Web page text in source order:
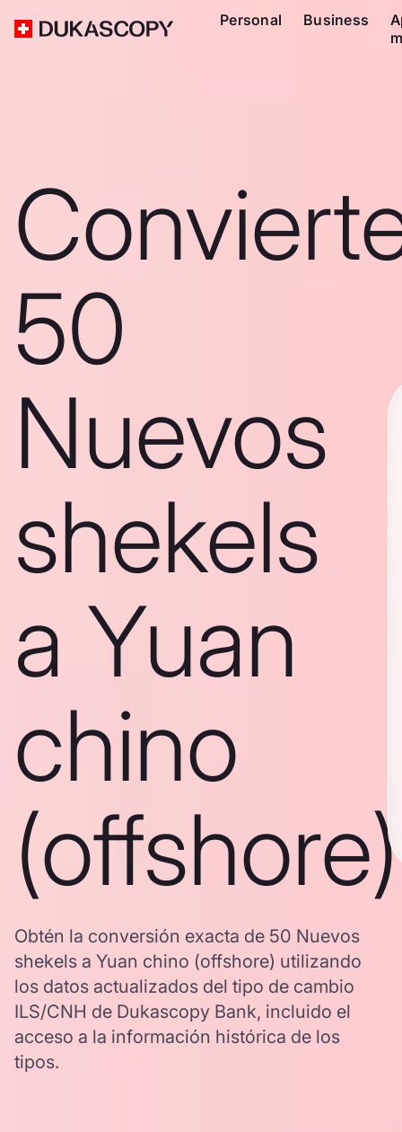
Personal Business
50
Nuevos
shekels
a Yuan
chino
(offshore)
Obtén la conversión exacta de 50 Nuevos
shekels a Yuan chino (offshore) utilizando
los datos actualizados del tipo de cambio
ILS/CNH de Dukascopy Bank, incluido el
acceso a la información histórica de los
tipos.